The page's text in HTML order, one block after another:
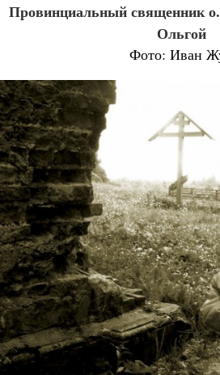
Провинциальный священник
Ольгой
Фото: Иван